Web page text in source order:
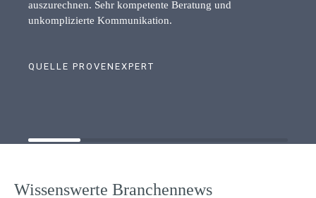
auszurechnen. Sehr kompetente Beratung und
unkomplizierte Kommunikation.
QUELLE PROVENEXPERT
Wissenswerte Branchennews